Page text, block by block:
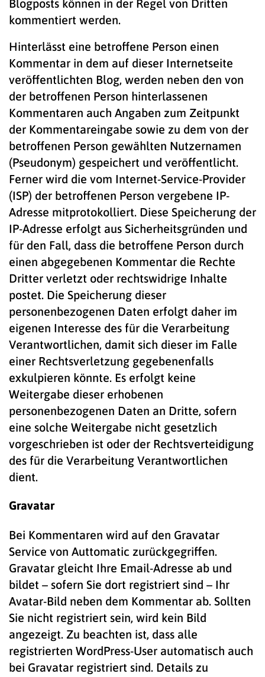
kommentiert werden.
Hinterlässt eine betroffene Person einen
Kommentar in dem auf dieser Internetseite
veröffentlichten Blog, werden neben den von
der betroffenen Person hinterlassenen
Kommentaren auch Angaben zum Zeitpunkt
der Kommentareingabe sowie zu dem von der
betroffenen Person gewählten Nutzernamen
(Pseudonym) gespeichert und veröffentlicht.
Ferner wird die vom Internet-Service-Provider
(ISP) der betroffenen Person vergebene IP-
Adresse mitprotokolliert. Diese Speicherung der
IP-Adresse erfolgt aus Sicherheitsgründen und
für den Fall, dass die betroffene Person durch
einen abgegebenen Kommentar die Rechte
Dritter verletzt oder rechtswidrige Inhalte
postet. Die Speicherung dieser
personenbezogenen Daten erfolgt daher im
eigenen Interesse des für die Verarbeitung
Verantwortlichen, damit sich dieser im Falle
einer Rechtsverletzung gegebenenfalls
exkulpieren könnte. Es erfolgt keine
Weitergabe dieser erhobenen
personenbezogenen Daten an Dritte, sofern
eine solche Weitergabe nicht gesetzlich
vorgeschrieben ist oder der Rechtsverteidigung
des für die Verarbeitung Verantwortlichen
dient.
Gravatar
Bei Kommentaren wird auf den Gravatar
Service von Auttomatic zurückgegriffen.
Gravatar gleicht Ihre Email-Adresse ab und
bildet – sofern Sie dort registriert sind – Ihr
Avatar-Bild neben dem Kommentar ab. Sollten
Sie nicht registriert sein, wird kein Bild
angezeigt. Zu beachten ist, dass alle
registrierten WordPress-User automatisch auch
bei Gravatar registriert sind. Details zu